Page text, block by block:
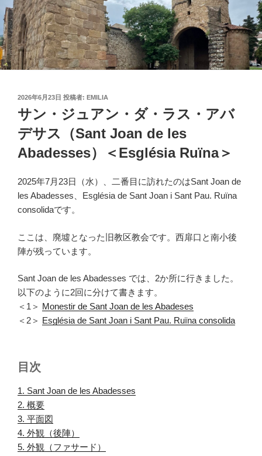
投
稿
日:
2026年6月23日 投稿者: EMILIA
サン・ジュアン・ダ・ラス・アバ
デサス（Sant Joan de les
Abadesses）＜Església Ruïna＞
2025年7月23日（水）、二番目に訪れたのはSant Joan de
les Abadesses、Església de Sant Joan i Sant Pau. Ruïna
consolidaです。
ここは、廃墟となった旧教区教会です。西扉口と南小後
陣が残っています。
Sant Joan de les Abadesses では、2か所に行きました。
以下のように2回に分けて書きます。
＜1＞ Monestir de Sant Joan de les Abadeses
＜2＞ Església de Sant Joan i Sant Pau. Ruïna consolida
目次
1. Sant Joan de les Abadesses
2. 概要
3. 平面図
4. 外観（後陣）
5. 外観（ファサード）